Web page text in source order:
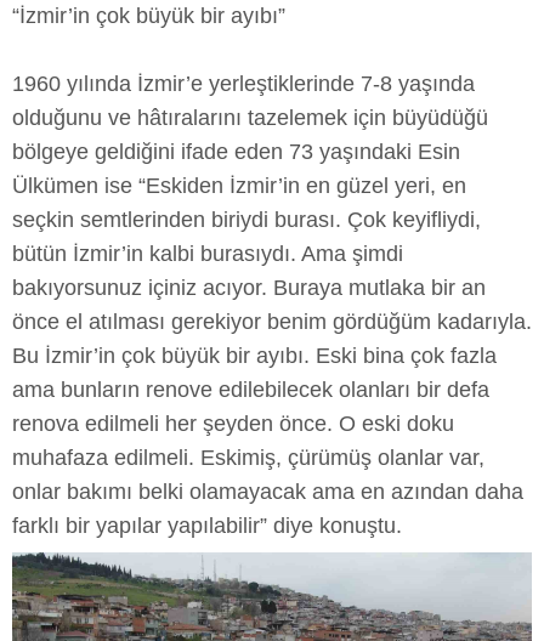
“İzmir’in çok büyük bir ayıbı”
1960 yılında İzmir’e yerleştiklerinde 7-8 yaşında
olduğunu ve hâtıralarını tazelemek için büyüdüğü
bölgeye geldiğini ifade eden 73 yaşındaki Esin
Ülkümen ise “Eskiden İzmir’in en güzel yeri, en
seçkin semtlerinden biriydi burası. Çok keyifliydi,
bütün İzmir’in kalbi burasıydı. Ama şimdi
bakıyorsunuz içiniz acıyor. Buraya mutlaka bir an
önce el atılması gerekiyor benim gördüğüm kadarıyla.
Bu İzmir’in çok büyük bir ayıbı. Eski bina çok fazla
ama bunların renove edilebilecek olanları bir defa
renova edilmeli her şeyden önce. O eski doku
muhafaza edilmeli. Eskimiş, çürümüş olanlar var,
onlar bakımı belki olamayacak ama en azından daha
farklı bir yapılar yapılabilir” diye konuştu.